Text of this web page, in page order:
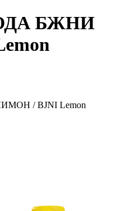
БЖНИ
/ BJNI Lemon